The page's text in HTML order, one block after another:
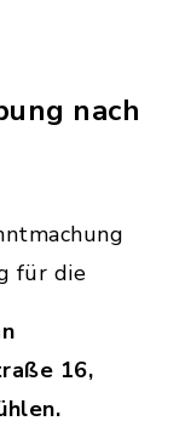
nach
für die
16,